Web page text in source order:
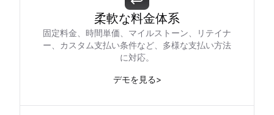
柔軟な料金体系
固定料金、時間単価、マイルストーン、リテイナ
ー、カスタム支払い条件など、多様な支払い方法
に対応。
デモを見る>